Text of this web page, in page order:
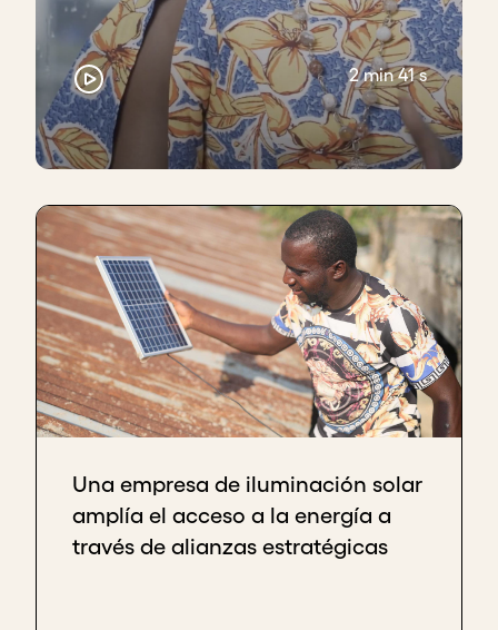
2 min 41 s
Una empresa de iluminación solar
amplía el acceso a la energía a
través de alianzas estratégicas